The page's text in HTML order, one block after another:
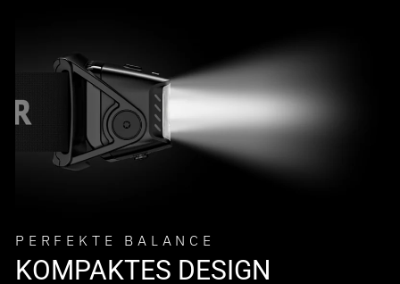
PERFEKTE BALANCE
KOMPAKTES DESIGN